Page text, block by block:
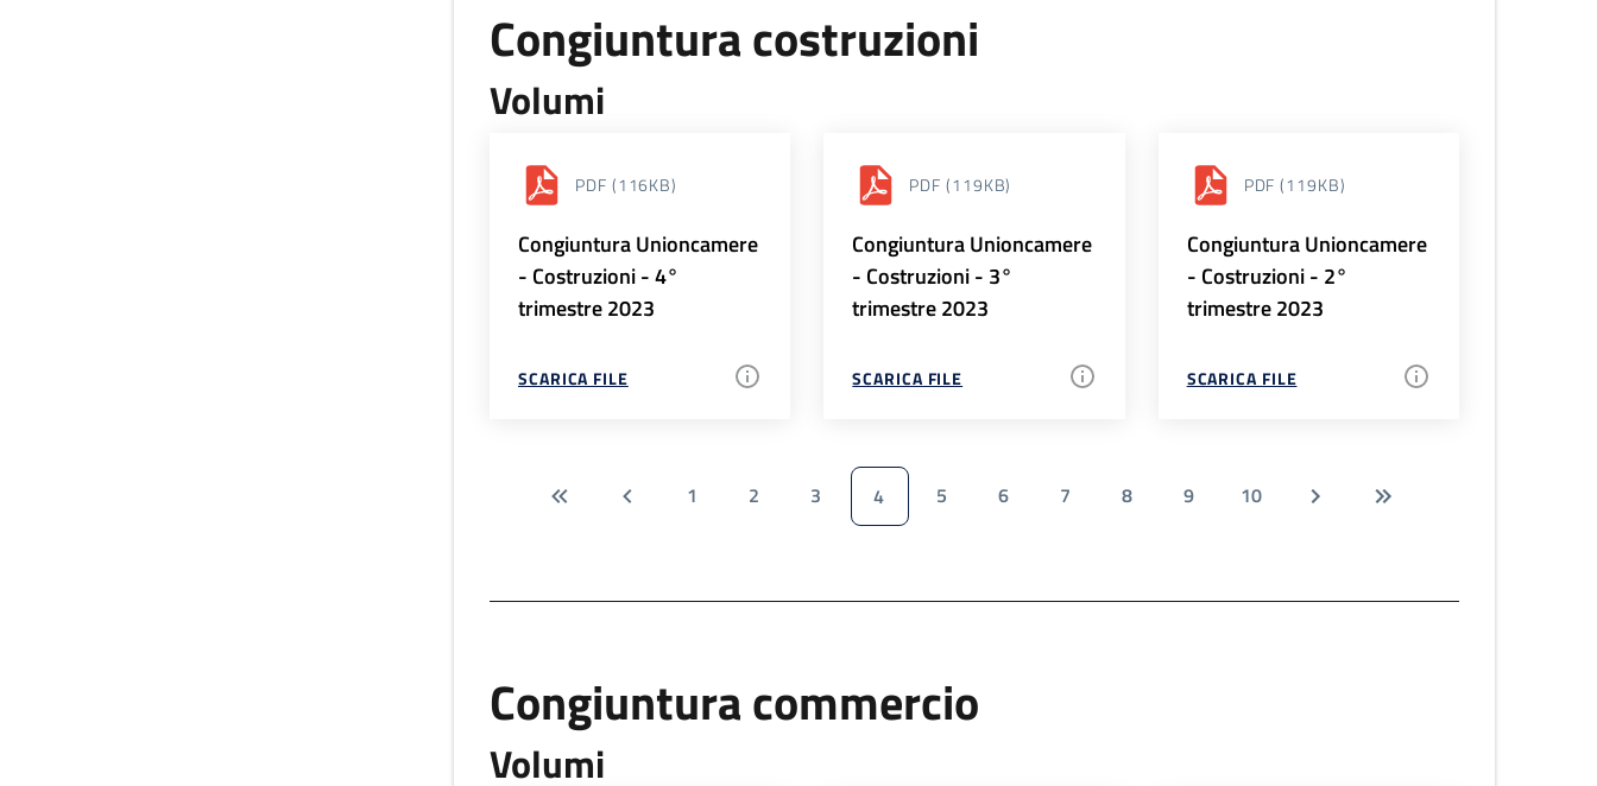
Congiuntura costruzioni
Volumi
PDF (116KB)
Congiuntura Unioncamere
- Costruzioni - 4°
trimestre 2023
SCARICA FILE
PDF (119KB)
Congiuntura Unioncamere
- Costruzioni - 3°
trimestre 2023
SCARICA FILE
PDF (119KB)
Congiuntura Unioncamere
- Costruzioni - 2°
trimestre 2023
SCARICA FILE
1 2 3 4 5 6 7 8 9 10
Congiuntura commercio
Volumi